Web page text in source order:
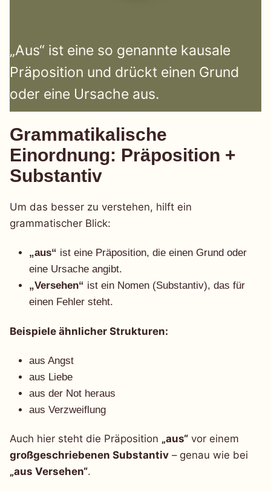
„Aus“ ist eine so genannte kausale
Präposition und drückt einen Grund
oder eine Ursache aus.
Grammatikalische
Einordnung: Präposition +
Substantiv
Um das besser zu verstehen, hilft ein
grammatischer Blick:
„aus“ ist eine Präposition, die einen Grund oder
eine Ursache angibt.
„Versehen“ ist ein Nomen (Substantiv), das für
einen Fehler steht.
Beispiele ähnlicher Strukturen:
aus Angst
aus Liebe
aus der Not heraus
aus Verzweiflung
Auch hier steht die Präposition „aus“ vor einem
großgeschriebenen Substantiv – genau wie bei
„aus Versehen“.